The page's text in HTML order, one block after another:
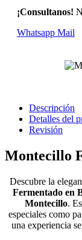
¡Consultanos!
Whatsapp Mail
Descripción
Detalles del
Revisión
Montecillo
Descubre la
Fermentado en
Montecillo.
especiales como
una experiencia